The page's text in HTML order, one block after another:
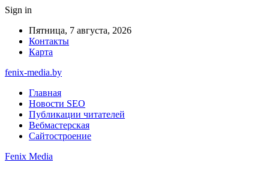
Sign in
Пятница, 7 августа, 2026
Контакты
Карта
fenix-media.by
Главная
Новости SEO
Публикации читателей
Вебмастерская
Сайтостроение
Fenix Media